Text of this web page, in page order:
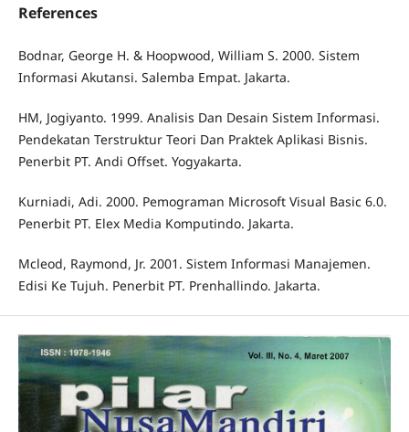
References
Bodnar, George H. & Hoopwood, William S. 2000. Sistem
Informasi Akutansi. Salemba Empat. Jakarta.
HM, Jogiyanto. 1999. Analisis Dan Desain Sistem Informasi.
Pendekatan Terstruktur Teori Dan Praktek Aplikasi Bisnis.
Penerbit PT. Andi Offset. Yogyakarta.
Kurniadi, Adi. 2000. Pemograman Microsoft Visual Basic 6.0.
Penerbit PT. Elex Media Komputindo. Jakarta.
Mcleod, Raymond, Jr. 2001. Sistem Informasi Manajemen.
Edisi Ke Tujuh. Penerbit PT. Prenhallindo. Jakarta.